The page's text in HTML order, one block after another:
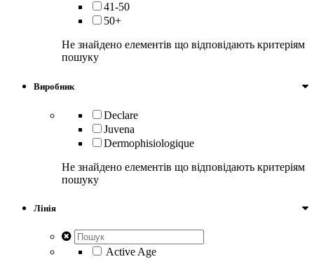
41-50
50+
Не знайдено елементів що відповідають критеріям
пошуку
Виробник
Declare
Juvena
Dermophisiologique
Не знайдено елементів що відповідають критеріям
пошуку
Лінія
Active Age